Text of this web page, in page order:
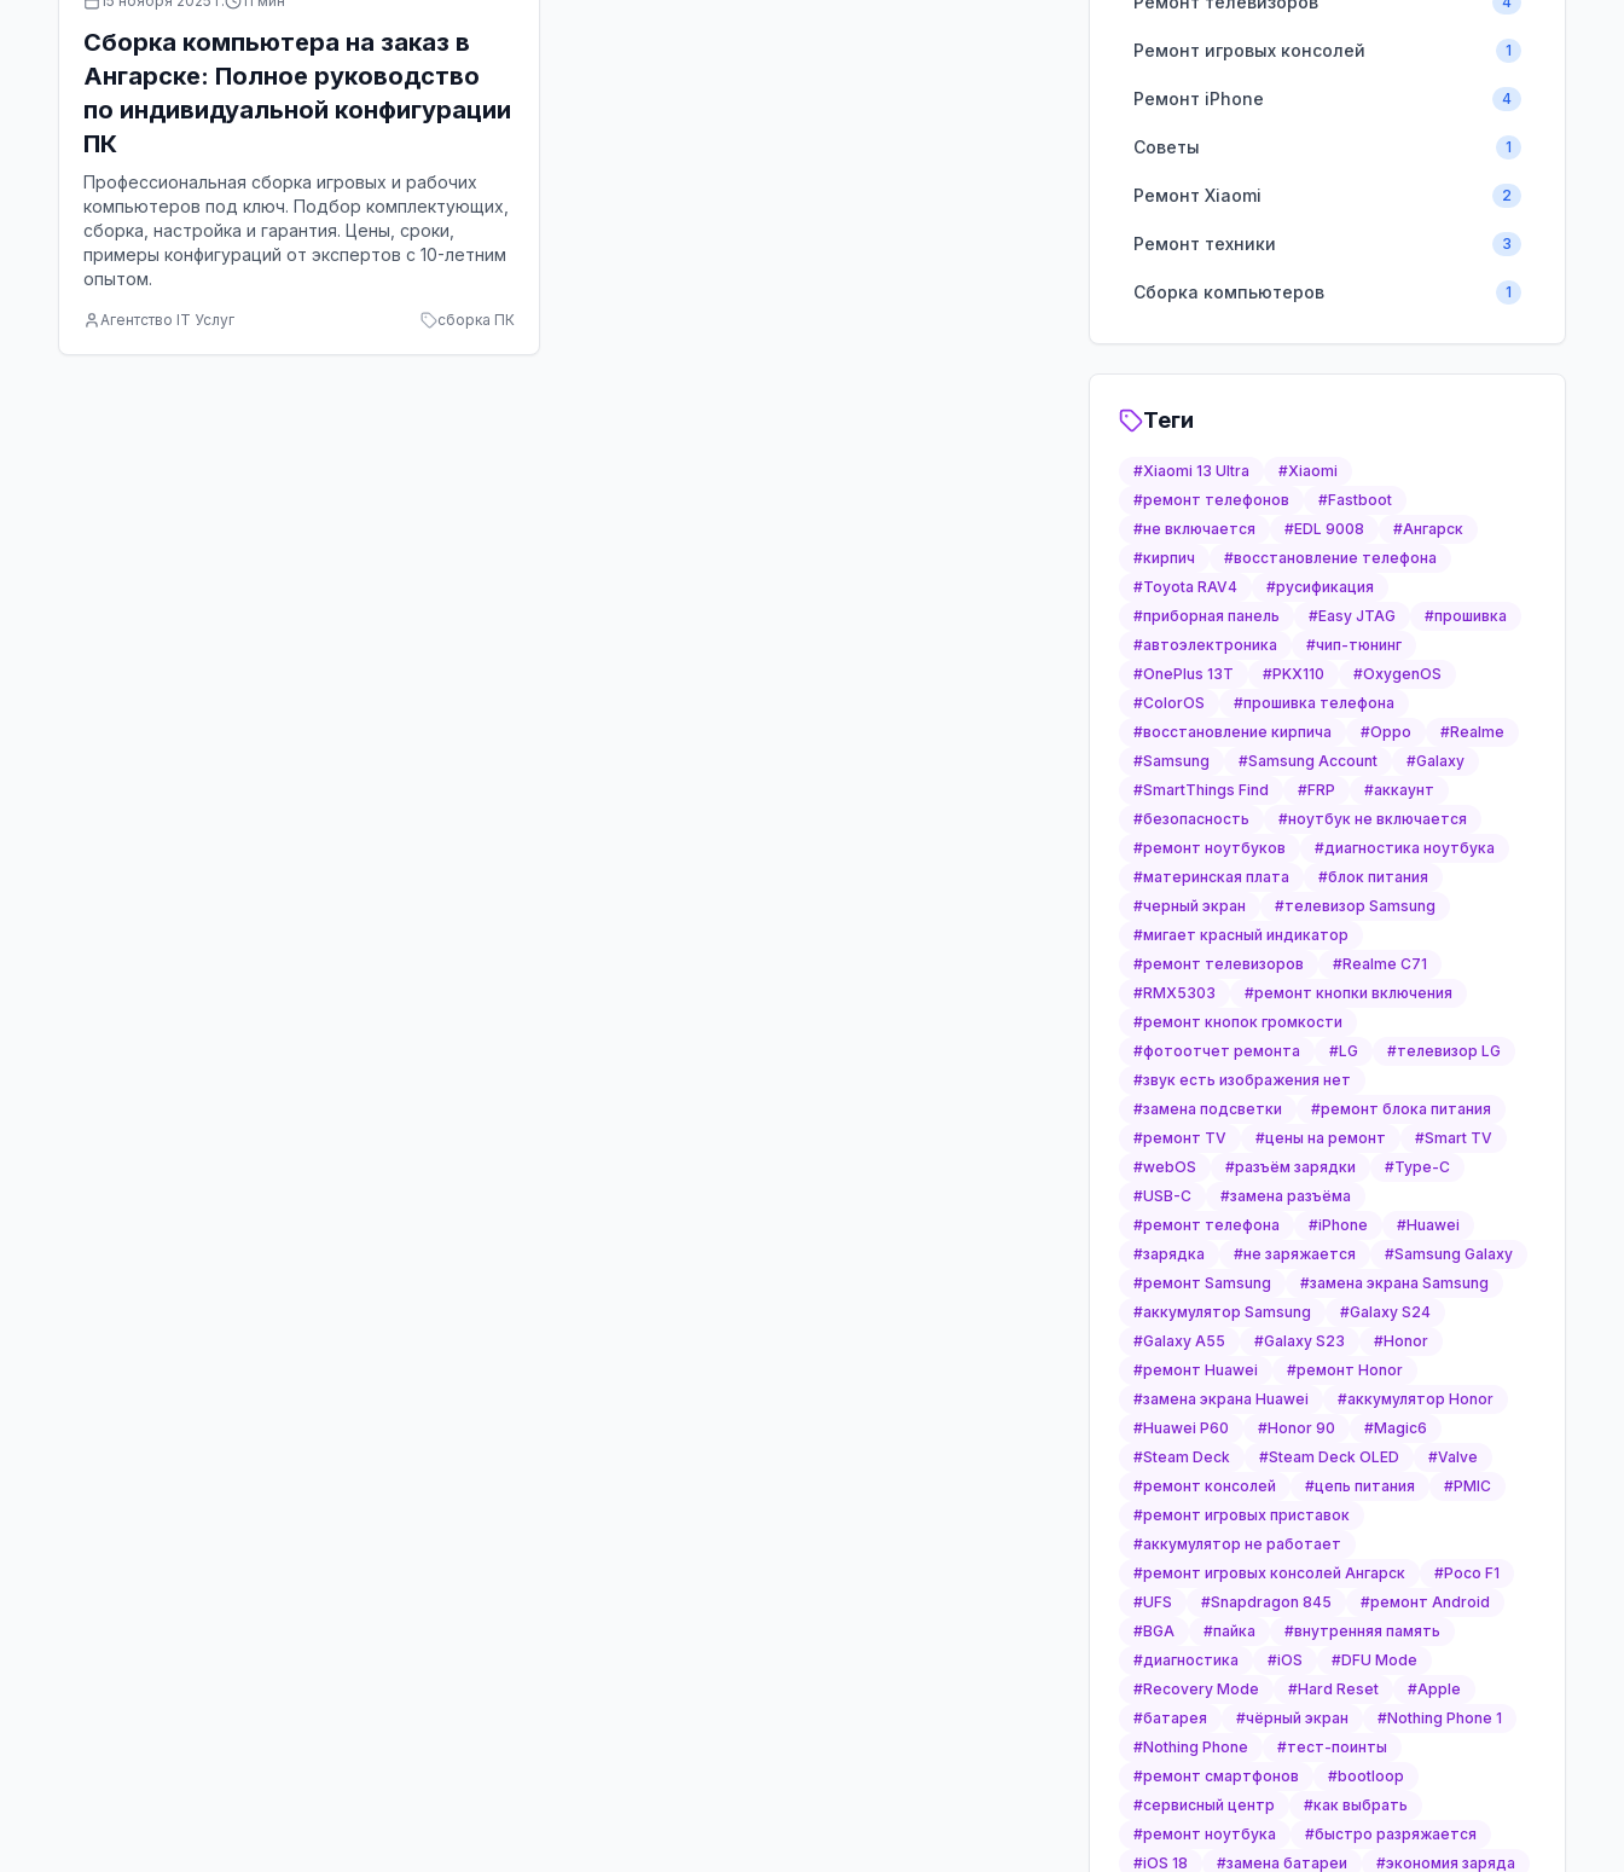
Сборка компьютера на заказ в
Ангарске: Полное руководство
по индивидуальной конфигурации
ПК
Профессиональная сборка игровых и рабочих
компьютеров под ключ. Подбор комплектующих,
сборка, настройка и гарантия. Цены, сроки,
примеры конфигураций от экспертов с 10-летним
опытом.
Агентство IT Услуг сборка ПК
Ремонт игровых консолей 1
Ремонт iPhone 4
Советы 1
Ремонт Xiaomi 2
Ремонт техники 3
Сборка компьютеров 1
Теги
#Xiaomi 13 Ultra #Xiaomi
#ремонт телефонов #Fastboot
#не включается #EDL 9008 #Ангарск
#кирпич #восстановление телефона
#Toyota RAV4 #русификация
#приборная панель #Easy JTAG #прошивка
#автоэлектроника #чип-тюнинг
#OnePlus 13T #PKX110 #OxygenOS
#ColorOS #прошивка телефона
#восстановление кирпича #Oppo #Realme
#Samsung #Samsung Account #Galaxy
#SmartThings Find #FRP #аккаунт
#безопасность #ноутбук не включается
#ремонт ноутбуков #диагностика ноутбука
#материнская плата #блок питания
#черный экран #телевизор Samsung
#мигает красный индикатор
#ремонт телевизоров #Realme C71
#RMX5303 #ремонт кнопки включения
#ремонт кнопок громкости
#фотоотчет ремонта #LG #телевизор LG
#звук есть изображения нет
#замена подсветки #ремонт блока питания
#ремонт TV #цены на ремонт #Smart TV
#webOS #разъём зарядки #Type-C
#USB-C #замена разъёма
#ремонт телефона #iPhone #Huawei
#зарядка #не заряжается #Samsung Galaxy
#ремонт Samsung #замена экрана Samsung
#аккумулятор Samsung #Galaxy S24
#Galaxy A55 #Galaxy S23 #Honor
#ремонт Huawei #ремонт Honor
#замена экрана Huawei #аккумулятор Honor
#Huawei P60 #Honor 90 #Magic6
#Steam Deck #Steam Deck OLED #Valve
#ремонт консолей #цепь питания #PMIC
#ремонт игровых приставок
#аккумулятор не работает
#ремонт игровых консолей Ангарск #Poco F1
#UFS #Snapdragon 845 #ремонт Android
#BGA #пайка #внутренняя память
#диагностика #iOS #DFU Mode
#Recovery Mode #Hard Reset #Apple
#батарея #чёрный экран #Nothing Phone 1
#Nothing Phone #тест-поинты
#ремонт смартфонов #bootloop
#сервисный центр #как выбрать
#ремонт ноутбука #быстро разряжается
#iOS 18 #замена батареи #экономия заряда